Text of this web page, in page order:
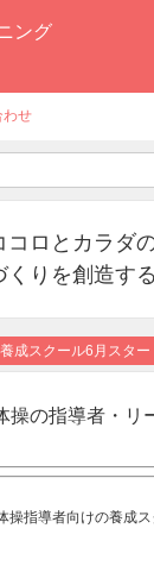
ング
わせ
ロとカラダ
りを創造する
成スクール6月スター
操の指導者・リ
操指導者向けの養成